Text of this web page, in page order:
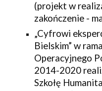
(projekt w
zakończenie -
„Cyfrowi
Bielskim” w
Operacyjnego
2014-2020
Szkołę